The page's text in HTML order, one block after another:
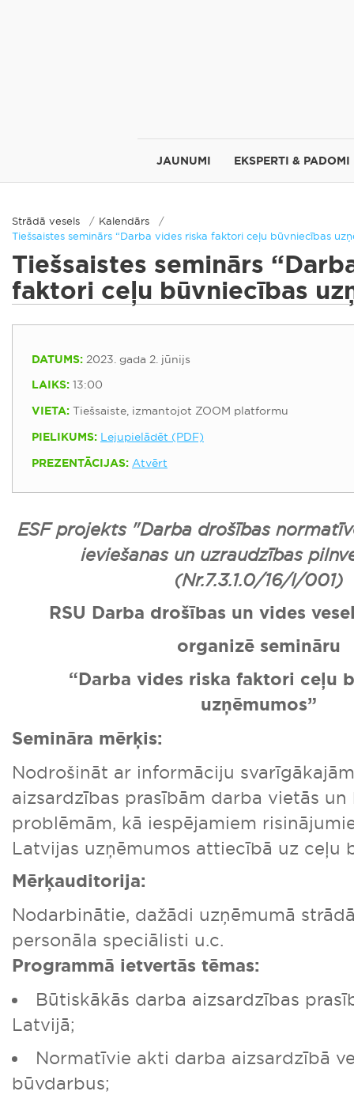
JAUNUMI EKSPERTI & PADOMI
Strādā vesels
Kalendārs
Tiešsaistes seminārs “Darba vides riska faktori ceļu būvniecības
Tiešsaistes seminārs
faktori ceļu būvniecības
DATUMS: 2023. gada 2. jūnijs
LAIKS: 13:00
VIETA: Tiešsaiste, izmantojot ZOOM platformu
PIELIKUMS: Lejupielādēt (PDF)
PREZENTĀCIJAS: Atvērt
ESF projekts "Darba drošības
ieviešanas un uzraudzības
(Nr.7.3.1.0/16/I/001)
RSU Darba drošības un vides
organizē semināru
“Darba vides riska faktori ceļu
uzņēmumos”
Semināra mērķis:
Nodrošināt ar informāciju
aizsardzības prasībām darba vietās
problēmām, kā iespējamiem
Latvijas uzņēmumos attiecībā uz ceļu
Mērķauditorija:
Nodarbinātie, dažādi uzņēmumā
personāla speciālisti u.c.
Programmā ietvertās tēmas:
Būtiskākās darba aizsardzības
Latvijā;
Normatīvie akti darba aizsardzībā
būvdarbus;